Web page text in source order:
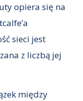
opiera się na
sieci jest
z liczbą jej
między